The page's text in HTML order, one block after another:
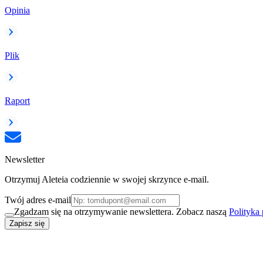
Opinia
Plik
Raport
Newsletter
Otrzymuj Aleteia codziennie w swojej skrzynce e-mail.
Twój adres e-mail
Zgadzam się na otrzymywanie newslettera. Zobacz naszą Polityka
Zapisz się